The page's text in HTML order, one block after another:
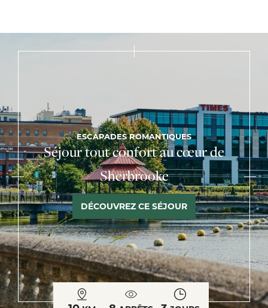
ESCAPADES ROMANTIQUES
Séjour tout confort au cœur de
Sherbrooke
DÉCOUVREZ CE SÉJOUR